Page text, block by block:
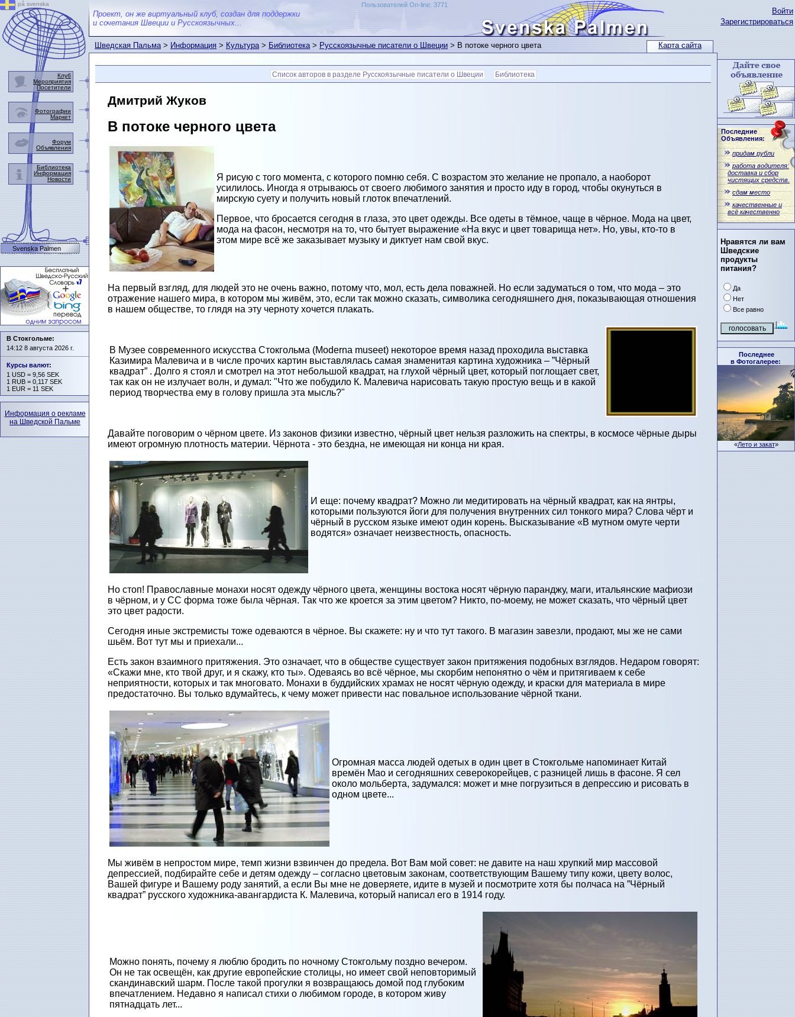
Карта сайта
Войти
Зарегистрироваться
Последние
Объявления:
придам рубли
работа водителя:
доставка и сбор
чистящих средств.
сдам место
качественные и
всё качественно
Нравятся ли вам
Шведские
продукты
питания?
Да
Нет
Все равно
Последнее
в Фотогалерее:
«Лето и закат»
Проект, он же виртуальный клуб, создан для поддержки
и сочетания Швеции и Русскоязычных...
Пользователей On-line: 3771
Шведская Пальма>Информация>Культура>Библиотека>Русскоязычные писатели о Швеции> В потоке черного цвета
Список авторов в разделе Русскоязычные писатели о Швеции Библиотека
Дмитрий Жуков
В потоке черного цвета
Я рисую с того момента, с которого помню себя. С возрастом это желание не пропало, а наоборот
усилилось. Иногда я отрываюсь от своего любимого занятия и просто иду в город, чтобы окунуться в
мирскую суету и получить новый глоток впечатлений.
Первое, что бросается сегодня в глаза, это цвет одежды. Все одеты в тёмное, чаще в чёрное. Мода на цвет,
мода на фасон, несмотря на то, что бытует выражение «На вкус и цвет товарища нет». Но, увы, кто-то в
этом мире всё же заказывает музыку и диктует нам свой вкус.
На первый взгляд, для людей это не очень важно, потому что, мол, есть дела поважней. Но если задуматься о том, что мода – это
отражение нашего мира, в котором мы живём, это, если так можно сказать, символика сегодняшнего дня, показывающая отношения
в нашем обществе, то глядя на эту черноту хочется плакать.
В Музее современного искусства Стокгольма (Moderna museet) некоторое время назад проходила выставка
Казимира Малевича и в числе прочих картин выставлялась самая знаменитая картина художника – ”Чёрный
квадрат” . Долго я стоял и смотрел на этот небольшой квадрат, на глухой чёрный цвет, который поглощает свет,
так как он не излучает волн, и думал: "Что же побудило К. Малевича нарисовать такую простую вещь и в какой
период творчества ему в голову пришла эта мысль?"
Давайте поговорим о чёрном цвете. Из законов физики известно, чёрный цвет нельзя разложить на спектры, в космосе чёрные дыры
имеют огромную плотность материи. Чёрнота - это бездна, не имеющая ни конца ни края.
И еще: почему квадрат? Можно ли медитировать на чёрный квадрат, как на янтры,
которыми пользуются йоги для получения внутренних сил тонкого мира? Слова чёрт и
чёрный в русском языке имеют один корень. Высказывание «В мутном омуте черти
водятся» означает неизвестность, опасность.
Но стоп! Православные монахи носят одежду чёрного цвета, женщины востока носят чёрную паранджу, маги, итальянские мафиози
в чёрном, и у СС форма тоже была чёрная. Так что же кроется за этим цветом? Никто, по-моему, не может сказать, что чёрный цвет
это цвет радости.
Сегодня иные экстремисты тоже одеваются в чёрное. Вы скажете: ну и что тут такого. В магазин завезли, продают, мы же не сами
шьём. Вот тут мы и приехали...
Есть закон взаимного притяжения. Это означает, что в обществе существует закон притяжения подобных взглядов. Недаром говорят:
«Скажи мне, кто твой друг, и я скажу, кто ты». Одеваясь во всё чёрное, мы скорбим непонятно о чём и притягиваем к себе
неприятности, которых и так многовато. Монахи в буддийских храмах не носят чёрную одежду, и краски для материала в мире
предостаточно. Вы только вдумайтесь, к чему может привести нас повальное использование чёрной ткани.
Огромная масса людей одетых в один цвет в Стокгольме напоминает Китай
времён Мао и сегодняшних северокорейцев, с разницей лишь в фасоне. Я сел
около мольберта, задумался: может и мне погрузиться в депрессию и рисовать в
одном цвете...
Мы живём в непростом мире, темп жизни взвинчен до предела. Вот Вам мой совет: не давите на наш хрупкий мир массовой
депрессией, подбирайте себе и детям одежду – согласно цветовым законам, соответствующим Вашему типу кожи, цвету волос,
Вашей фигуре и Вашему роду занятий, а если Вы мне не доверяете, идите в музей и посмотрите хотя бы полчаса на ”Чёрный
квадрат” русского художника-авангардиста К. Малевича, который написал его в 1914 году.
Можно понять, почему я люблю бродить по ночному Стокгольму поздно вечером.
Он не так освещён, как другие европейские столицы, но имеет свой неповторимый
скандинавский шарм. После такой прогулки я возвращаюсь домой под глубоким
впечатлением. Недавно я написал стихи о любимом городе, в котором живу
пятнадцать лет...
på svenska
Клуб
Мероприятия
Посетители
Фотографии
Маркет
Форум
Объявления
Библиотека
Информация
Новости
Svenska Palmen
В Стокгольме:
14:12 8 августа 2026 г.
Курсы валют:
1 USD = 9,56 SEK
1 RUB = 0,117 SEK
1 EUR = 11 SEK
Информация о рекламе
на Шведской Пальме